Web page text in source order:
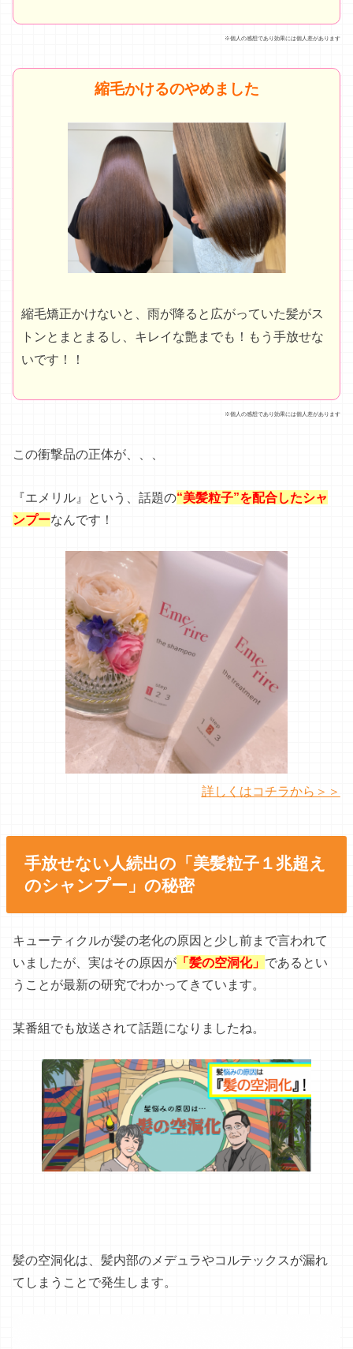
※個人の感想であり効果には個人差があります
縮毛かけるのやめました
縮毛矯正かけないと、雨が降ると広がっていた髪がス
トンとまとまるし、キレイな艶までも！もう手放せな
いです！！
※個人の感想であり効果には個人差があります
この衝撃品の正体が、、、
『エメリル』という、話題の“美髪粒子”を配合したシャ
ンプーなんです！
詳しくはコチラから＞＞
手放せない人続出の「美髪粒子１兆超え
のシャンプー」の秘密
キューティクルが髪の老化の原因と少し前まで言われて
いましたが、実はその原因が 「髪の空洞化」 であるとい
うことが最新の研究でわかってきています。
某番組でも放送されて話題になりましたね。
髪の空洞化は、髪内部のメデュラやコルテックスが漏れ
てしまうことで発生します。